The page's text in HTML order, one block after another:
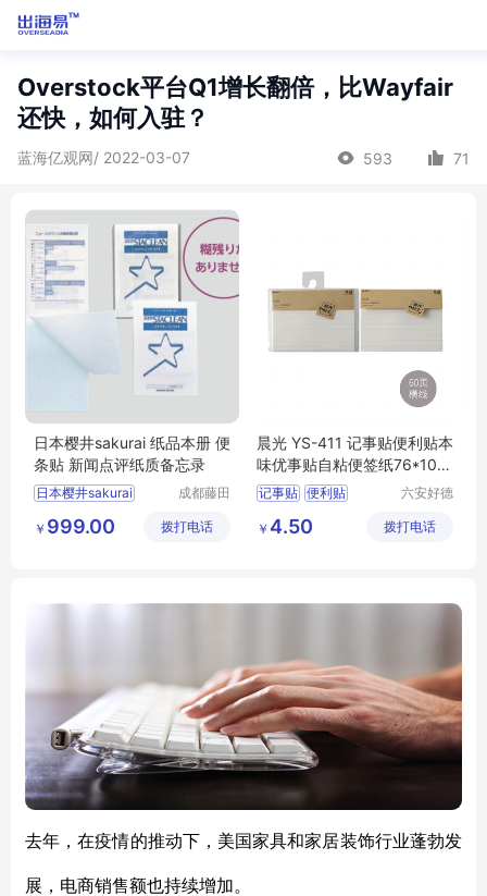
Overstock平台Q1增长翻倍，比Wayfair
还快，如何入驻？
蓝海亿观网/ 2022-03-07 593 71
日本樱井sakurai 纸品本册 便
条贴 新闻点评纸质备忘录
日本樱井sakurai
成都藤田
公司
￥ 999.00 拨打电话
晨光 YS-411 记事贴便利贴本
味优事贴自粘便签纸76*101
mm-60页横线
记事贴 便利贴
六安好德
公司
￥ 4.50 拨打电话
去年，在疫情的推动下，美国家具和家居装饰行业蓬勃发
展，电商销售额也持续增加。